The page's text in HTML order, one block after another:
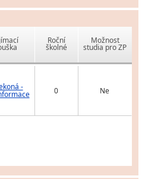
Roční
školné
Možnost
studia pro ZP
- 0 Ne